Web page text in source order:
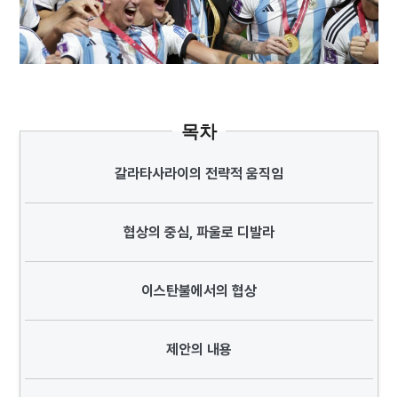
목차
갈라타사라이의 전략적 움직임
협상의 중심, 파울로 디발라
이스탄불에서의 협상
제안의 내용